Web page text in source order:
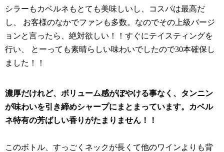
シラーもカベルネもとても美味しいし、コスパは最高だ
し、 お客様のなかでファンも多数。なのでその上級バージ
ョンと言ったら、絶対欲しい！！すぐにテイスティングを
行い、 とーっても素晴らしい味わいでしたので30本確保し
ました！！
濃厚だけれど、ボリューム感がぼやける事なく、タンニン
が味わいを引き締めシャープにまとまっています。カベル
ネ特有の芳ばしい香りがたまりません！！
このボトル、すっごくネックが長くて他のワインよりも背